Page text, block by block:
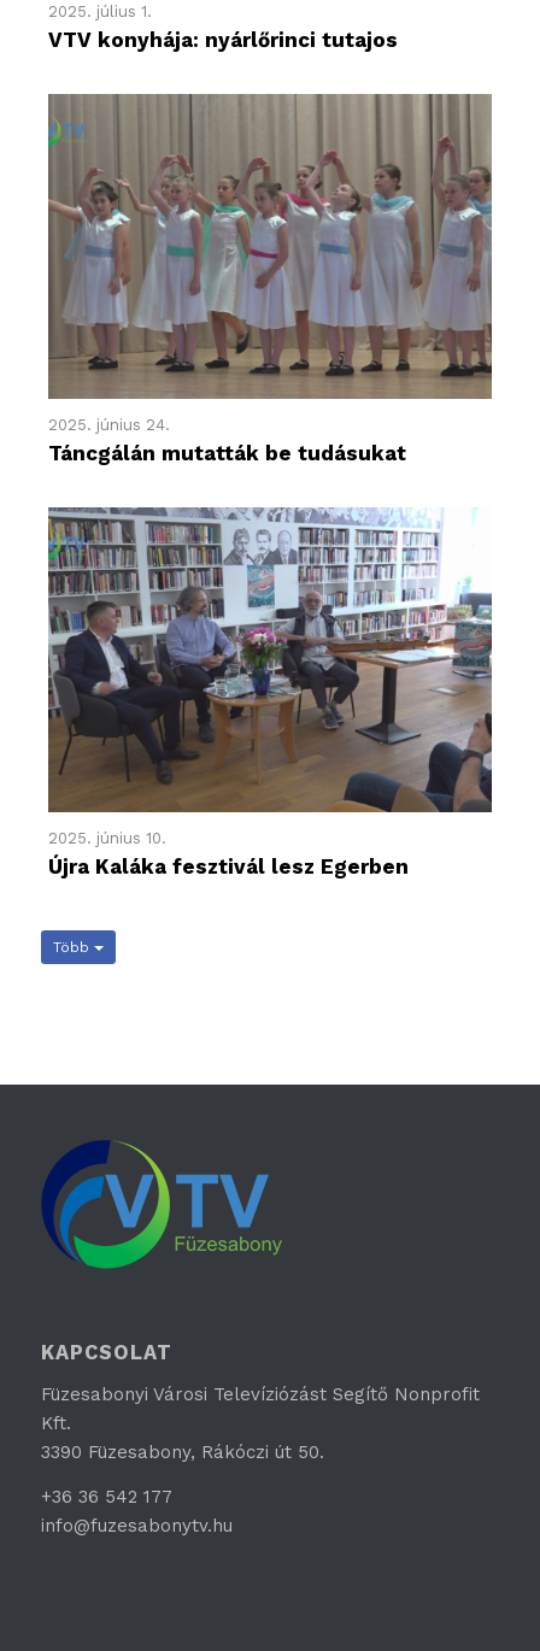
2025. július 1.
VTV konyhája: nyárlőrinci tutajos
2025. június 24.
Táncgálán mutatták be tudásukat
2025. június 10.
Újra Kaláka fesztivál lesz Egerben
Több
KAPCSOLAT
Füzesabonyi Városi Televíziózást Segítő Nonprofit
Kft.
3390 Füzesabony, Rákóczi út 50.
+36 36 542 177
info@fuzesabonytv.hu